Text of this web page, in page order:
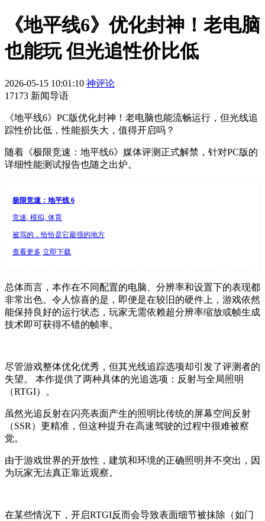
《地平线6》优化封神！老电脑
也能玩 但光追性价比低
2026-05-15 10:01:10 神评论
17173 新闻导语
《地平线6》PC版优化封神！老电脑也能流畅运行，但光线追
踪性价比低，性能损失大，值得开启吗？
随着《极限竞速：地平线6》媒体评测正式解禁，针对PC版的
详细性能测试报告也随之出炉。
极限竞速：地平线 6
竞速, 模拟, 体育
被骂的，恰恰是它最强的地方
查看更多 立即下载
总体而言，本作在不同配置的电脑、分辨率和设置下的表现都
非常出色。令人惊喜的是，即便是在较旧的硬件上，游戏依然
能保持良好的运行状态，玩家无需依赖超分辨率缩放或帧生成
技术即可获得不错的帧率。
尽管游戏整体优化优秀，但其光线追踪选项却引发了评测者的
失望。 本作提供了两种具体的光追选项：反射与全局照明
（RTGI）。
虽然光追反射在闪亮表面产生的照明比传统的屏幕空间反射
（SSR）更精准，但这种提升在高速驾驶的过程中很难被察
觉。
由于游戏世界的开放性，建筑和环境的正确照明并不突出，因
为玩家无法真正靠近观察。
在某些情况下，开启RTGI反而会导致表面细节被抹除（如门